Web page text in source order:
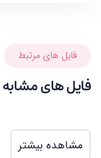
فایل های مرتبط
فایل های مشابه
مشاهده بیشتر